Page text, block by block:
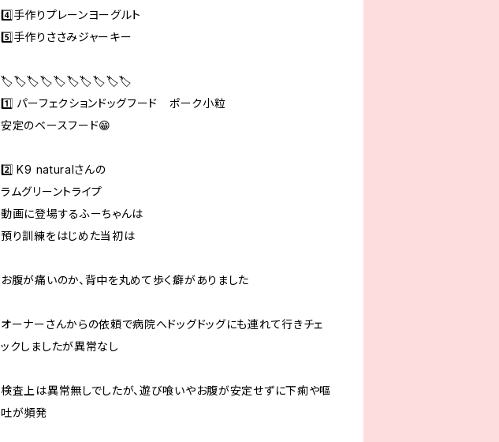
4️⃣手作りプレーンヨーグルト
5️⃣手作りささみジャーキー
🏷🏷🏷🏷🏷🏷🏷🏷🏷🏷
1️⃣ パーフェクションドッグフード ポーク小粒
安定のベースフード😁
2️⃣ K9 naturalさんの
ラムグリーントライプ
動画に登場するふーちゃんは
預り訓練をはじめた当初は
お腹が痛いのか、背中を丸めて歩く癖がありました
オーナーさんからの依頼で病院へドッグドッグにも連れて行きチェ
ックしましたが異常なし
検査上は異常無しでしたが、遊び喰いやお腹が安定せずに下痢や嘔
吐が頻発